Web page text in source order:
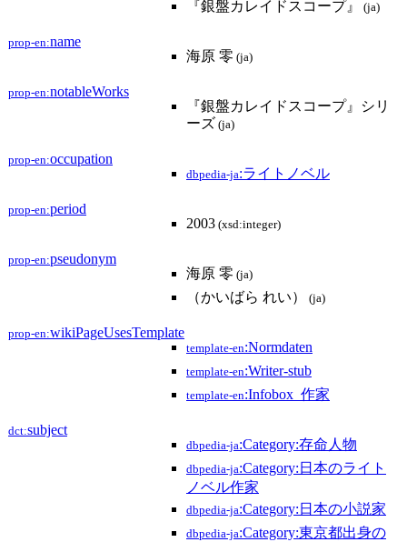
『銀盤カレイドスコープ』 (ja)
prop-en:name
海原 零 (ja)
prop-en:notableWorks
『銀盤カレイドスコープ』シリ
ーズ (ja)
prop-en:occupation
dbpedia-ja:ライトノベル
prop-en:period
2003 (xsd:integer)
prop-en:pseudonym
海原 零 (ja)
（かいばら れい） (ja)
prop-en:wikiPageUsesTemplate
template-en:Normdaten
template-en:Writer-stub
template-en:Infobox_作家
dct:subject
dbpedia-ja:Category:存命人物
dbpedia-ja:Category:日本のライト
ノベル作家
dbpedia-ja:Category:日本の小説家
dbpedia-ja:Category:東京都出身の